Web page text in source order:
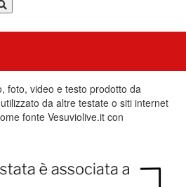
foto, video e testo prodotto da
da altre testate o siti internet
fonte Vesuviolive.it con